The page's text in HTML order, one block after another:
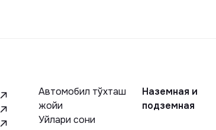
Автомобил тўхташ
жойи
Наземная и
подземная
Уйлари сони